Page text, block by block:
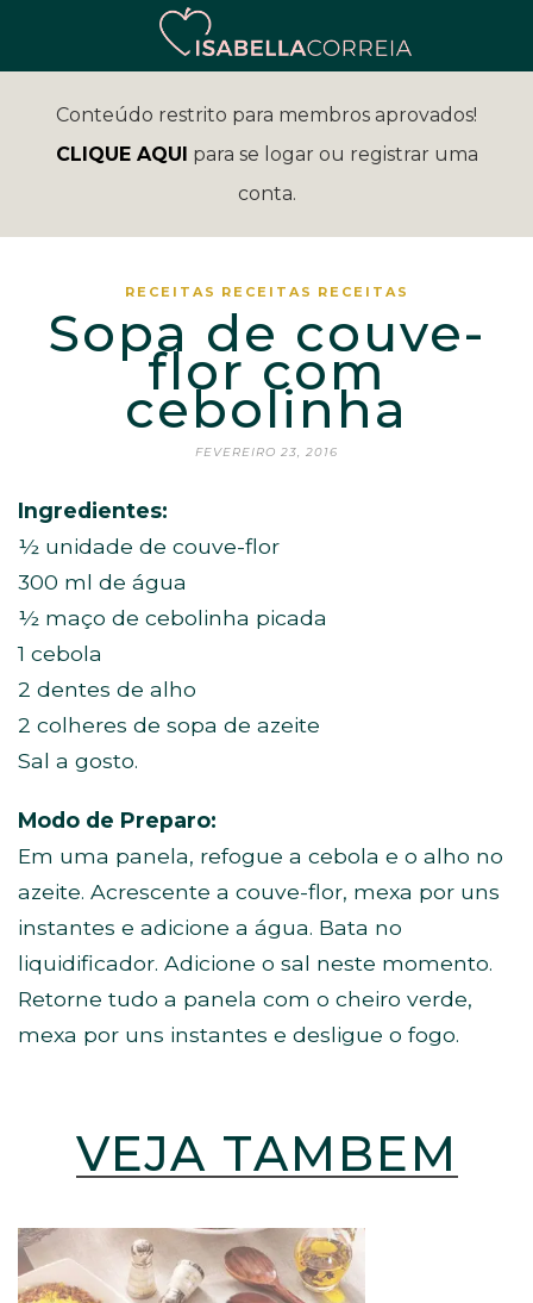
Conteúdo restrito para membros aprovados!
CLIQUE AQUI para se logar ou registrar uma
conta.
RECEITAS RECEITAS RECEITAS
Sopa de couve-
flor com
cebolinha
FEVEREIRO 23, 2016
Ingredientes:
½ unidade de couve-flor
300 ml de água
½ maço de cebolinha picada
1 cebola
2 dentes de alho
2 colheres de sopa de azeite
Sal a gosto.
Modo de Preparo:
Em uma panela, refogue a cebola e o alho no
azeite. Acrescente a couve-flor, mexa por uns
instantes e adicione a água. Bata no
liquidificador. Adicione o sal neste momento.
Retorne tudo a panela com o cheiro verde,
mexa por uns instantes e desligue o fogo.
VEJA TAMBÉM